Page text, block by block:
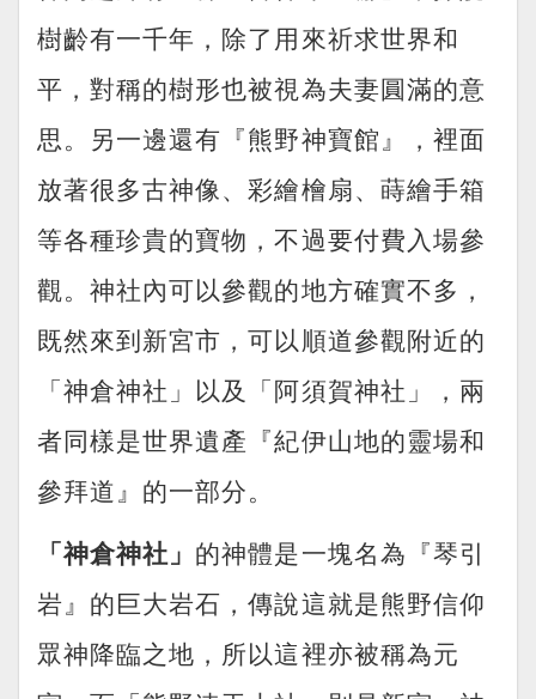
樹齡有一千年，除了用來祈求世界和
平，對稱的樹形也被視為夫妻圓滿的意
思。另一邊還有『熊野神寶館』，裡面
放著很多古神像、彩繪檜扇、蒔繪手箱
等各種珍貴的寶物，不過要付費入場參
觀。神社內可以參觀的地方確實不多，
既然來到新宮市，可以順道參觀附近的
「神倉神社」以及「阿須賀神社」，兩
者同樣是世界遺產『紀伊山地的靈場和
參拜道』的一部分。
「神倉神社」 的神體是一塊名為『琴引
岩』的巨大岩石，傳說這就是熊野信仰
眾神降臨之地，所以這裡亦被稱為元